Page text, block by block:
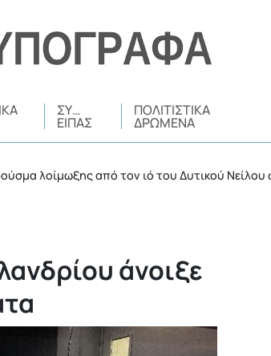
ΣΥ…
ΕΊΠΑΣ
ΠΟΛΙΤΙΣΤΙΚΆ
ΔΡΏΜΕΝΑ
από τον ιό του Δυτικού Νείλου στον
άνοιξε